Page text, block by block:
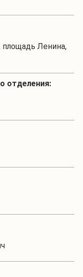
площадь Ленина,
отделения: